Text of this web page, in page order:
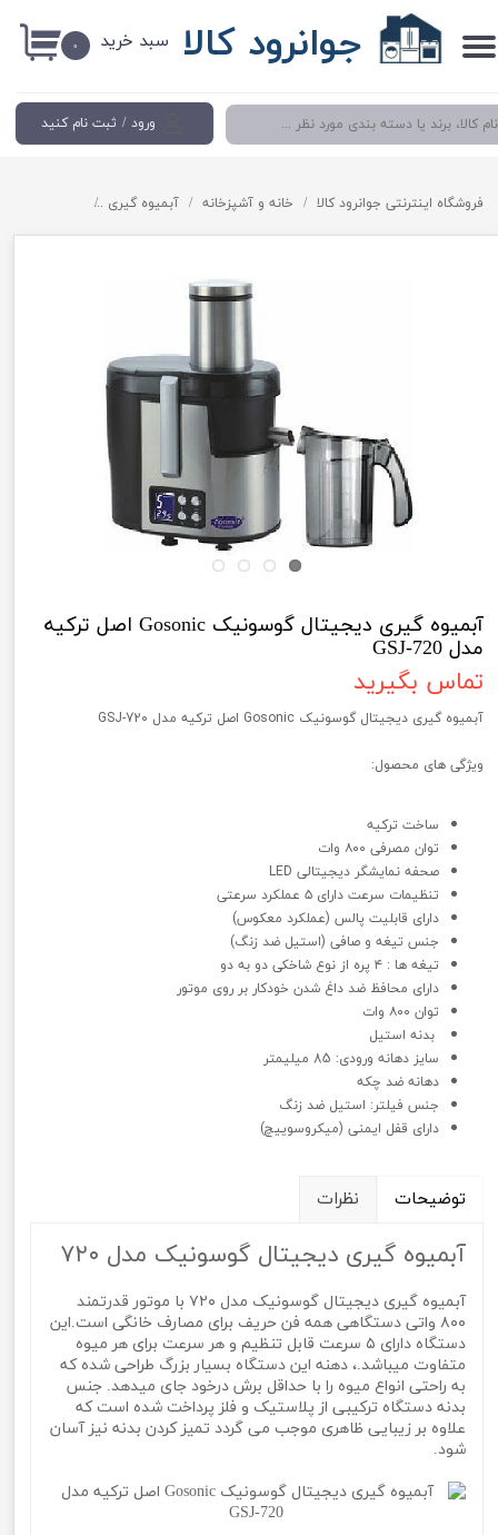
جوانرود کالا
ورود / ثبت نام کنید
حساب کاربری من
تغییر گذر واژه
سفارشات
خروج از حساب کاربری
۰ سبد خرید
فروشگاه اینترنتی جوانرود کالا خانه و آشپزخانه آبمیوه گیری
آبمیوه گیری دیجیتال گوسونیک Gosonic اصل ترکیه
مدل GSJ-720
تماس بگیرید
آبمیوه گیری دیجیتال گوسونیک Gosonic اصل ترکیه مدل GSJ-720
ویژگی های محصول:
ساخت ترکیه
توان مصرفی ۸۰۰ وات
صحفه نمایشگر دیجیتالی LED
تنظیمات سرعت دارای ۵ عملکرد سرعتی
دارای قابلیت پالس (عملکرد معکوس)
جنس تیغه و صافی (استیل ضد زنگ)
تیغه ها : ۴ پره از نوع شاخکی دو به دو
دارای محافظ ضد داغ شدن خودکار بر روی موتور
توان ۸۰۰ وات
بدنه استیل
سایز دهانه ورودی: 85 میلیمتر
دهانه ضد چکه
جنس فیلتر: استیل ضد زنگ
دارای قفل ایمنی (میکروسوییچ)
توضیحات نظرات
آبمیوه گیری دیجیتال گوسونیک مدل ۷۲۰
آبمیوه گیری دیجیتال گوسونیک مدل ۷۲۰ با موتور قدرتمند
۸۰۰ واتی دستگاهی همه فن حریف برای مصارف خانگی است.این
دستگاه دارای ۵ سرعت قابل تنظیم و هر سرعت برای هر میوه
متفاوت میباشد.، دهنه این دستگاه بسیار بزرگ طراحی شده که
به راحتی انواع میوه را با حداقل برش درخود جای میدهد. جنس
بدنه دستگاه ترکیبی از پلاستیک و فلز پرداخت شده است که
علاوه بر زیبایی ظاهری موجب می گردد تمیز کردن بدنه نیز آسان
شود.